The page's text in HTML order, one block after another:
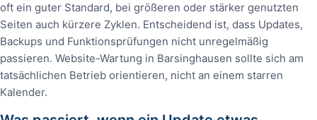
oft ein guter Standard, bei größeren oder stärker genutzten
Seiten auch kürzere Zyklen. Entscheidend ist, dass Updates,
Backups und Funktionsprüfungen nicht unregelmäßig
passieren. Website-Wartung in Barsinghausen sollte sich am
tatsächlichen Betrieb orientieren, nicht an einem starren
Kalender.